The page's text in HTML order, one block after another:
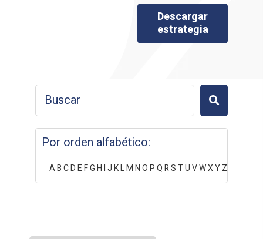
Descargar
estrategia
Por orden alfabético:
ABCDEFGHIJKLMNOPQRSTUVWXYZ